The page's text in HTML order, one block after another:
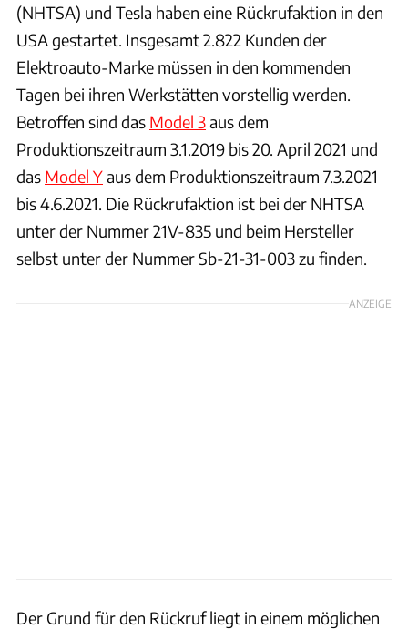
(NHTSA) und Tesla haben eine Rückrufaktion in den
USA gestartet. Insgesamt 2.822 Kunden der
Elektroauto-Marke müssen in den kommenden
Tagen bei ihren Werkstätten vorstellig werden.
Betroffen sind das Model 3aus dem
Produktionszeitraum 3.1.2019 bis 20. April 2021 und
das Model Yaus dem Produktionszeitraum 7.3.2021
bis 4.6.2021. Die Rückrufaktion ist bei der NHTSA
unter der Nummer 21V-835 und beim Hersteller
selbst unter der Nummer Sb-21-31-003 zu finden.
ANZEIGE
Der Grund für den Rückruf liegt in einem möglichen